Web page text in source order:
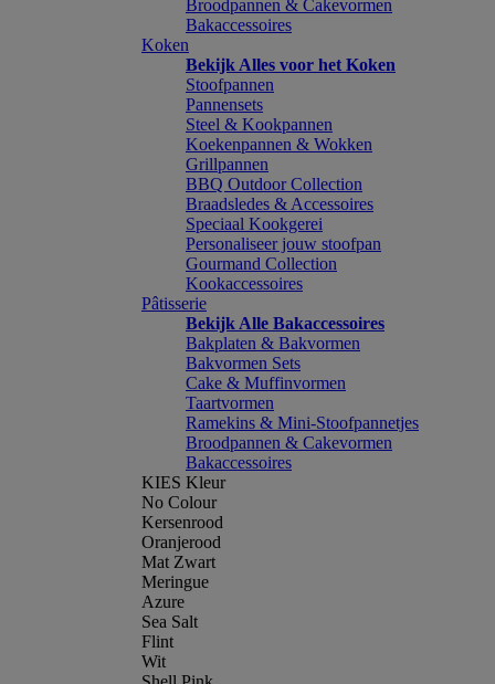
Broodpannen & Cakevormen
Bakaccessoires
Koken
Bekijk Alles voor het Koken
Stoofpannen
Pannensets
Steel & Kookpannen
Koekenpannen & Wokken
Grillpannen
BBQ Outdoor Collection
Braadsledes & Accessoires
Speciaal Kookgerei
Personaliseer jouw stoofpan
Gourmand Collection
Kookaccessoires
Pâtisserie
Bekijk Alle Bakaccessoires
Bakplaten & Bakvormen
Bakvormen Sets
Cake & Muffinvormen
Taartvormen
Ramekins & Mini-Stoofpannetjes
Broodpannen & Cakevormen
Bakaccessoires
KIES Kleur
No Colour
Kersenrood
Oranjerood
Mat Zwart
Meringue
Azure
Sea Salt
Flint
Wit